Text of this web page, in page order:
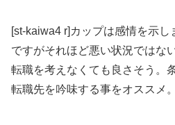
[st-kaiwa4 r]カップは感情を示
ですがそれほど悪い状況ではな
転職を考えなくても良さそう。
転職先を吟味する事をオススメ